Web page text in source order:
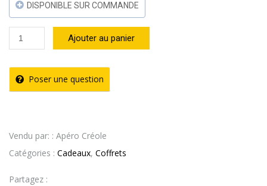
DISPONIBLE SUR COMMANDE
quantité
de
Coffret
«
îles
»
Ajouter au panier
Poser une question
Vendu par: : Apéro Créole
Catégories : Cadeaux, Coffrets
Partagez :